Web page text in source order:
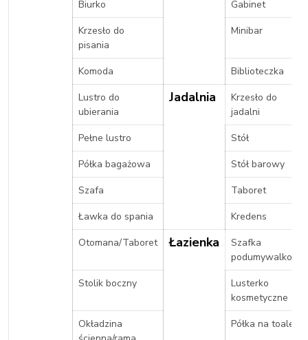
Biurko
Gabinet
Krzesło do
pisania
Minibar
Komoda
Biblioteczka
Lustro do
ubierania
Jadalnia
Krzesło do
jadalni
Pełne lustro
Stół
Półka bagażowa
Stół barowy
Szafa
Taboret
Ławka do spania
Kredens
Otomana/Taboret
Łazienka
Szafka
podumywalkowa
Stolik boczny
Lusterko
kosmetyczne
Okładzina
Półka na toaletę